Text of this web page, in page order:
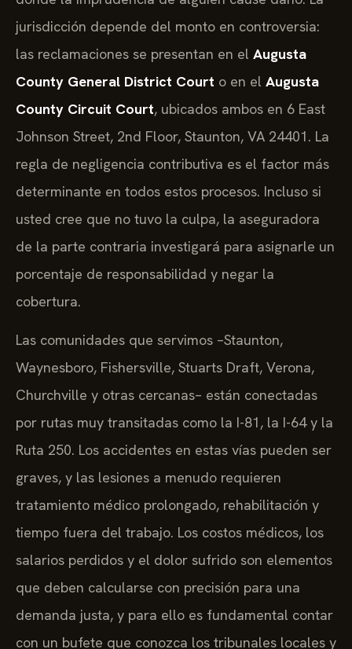
jurisdicción depende del monto en controversia:
las reclamaciones se presentan en el Augusta
County General District Court o en el Augusta
County Circuit Court, ubicados ambos en 6 East
Johnson Street, 2nd Floor, Staunton, VA 24401. La
regla de negligencia contributiva es el factor más
determinante en todos estos procesos. Incluso si
usted cree que no tuvo la culpa, la aseguradora
de la parte contraria investigará para asignarle un
porcentaje de responsabilidad y negar la
cobertura.
Las comunidades que servimos –Staunton,
Waynesboro, Fishersville, Stuarts Draft, Verona,
Churchville y otras cercanas– están conectadas
por rutas muy transitadas como la I-81, la I-64 y la
Ruta 250. Los accidentes en estas vías pueden ser
graves, y las lesiones a menudo requieren
tratamiento médico prolongado, rehabilitación y
tiempo fuera del trabajo. Los costos médicos, los
salarios perdidos y el dolor sufrido son elementos
que deben calcularse con precisión para una
demanda justa, y para ello es fundamental contar
con un bufete que conozca los tribunales locales y